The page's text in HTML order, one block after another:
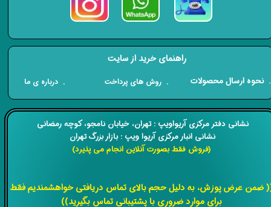
​​نشانی دفتر مرکزی آریواویپ : تهران، خیابان نامجو،کوچه رمضانی
نشانی انبار مرکزی آریوا ویپ : بازار بزرگ تهران
(فروش فقط بصورت آنلاین انجام می پذیرد)
ضمن عرض پوزش، به دلیل حجم بالای تماس دریافتی خواهشمندیم فقط
برای موارد ضروری با پشتیبانی تماس بگیرید))
راهنمای خرید از سایت
​. نحوه ارسال محصولات . روش های پرداخت . درباره ی ما